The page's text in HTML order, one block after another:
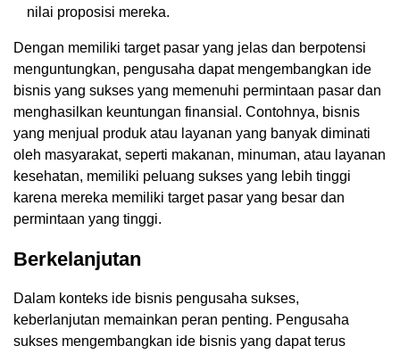
nilai proposisi mereka.
Dengan memiliki target pasar yang jelas dan berpotensi
menguntungkan, pengusaha dapat mengembangkan ide
bisnis yang sukses yang memenuhi permintaan pasar dan
menghasilkan keuntungan finansial. Contohnya, bisnis
yang menjual produk atau layanan yang banyak diminati
oleh masyarakat, seperti makanan, minuman, atau layanan
kesehatan, memiliki peluang sukses yang lebih tinggi
karena mereka memiliki target pasar yang besar dan
permintaan yang tinggi.
Berkelanjutan
Dalam konteks ide bisnis pengusaha sukses,
keberlanjutan memainkan peran penting. Pengusaha
sukses mengembangkan ide bisnis yang dapat terus